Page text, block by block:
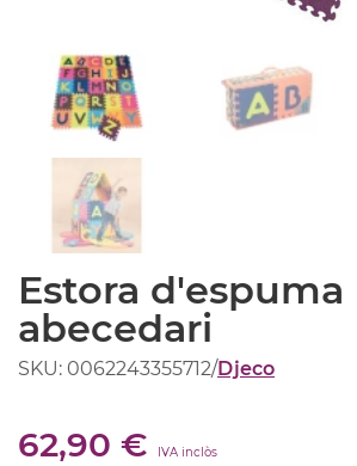
Estora d'espuma
abecedari
SKU: 0062243355712/Djeco
62,90 € IVA inclòs